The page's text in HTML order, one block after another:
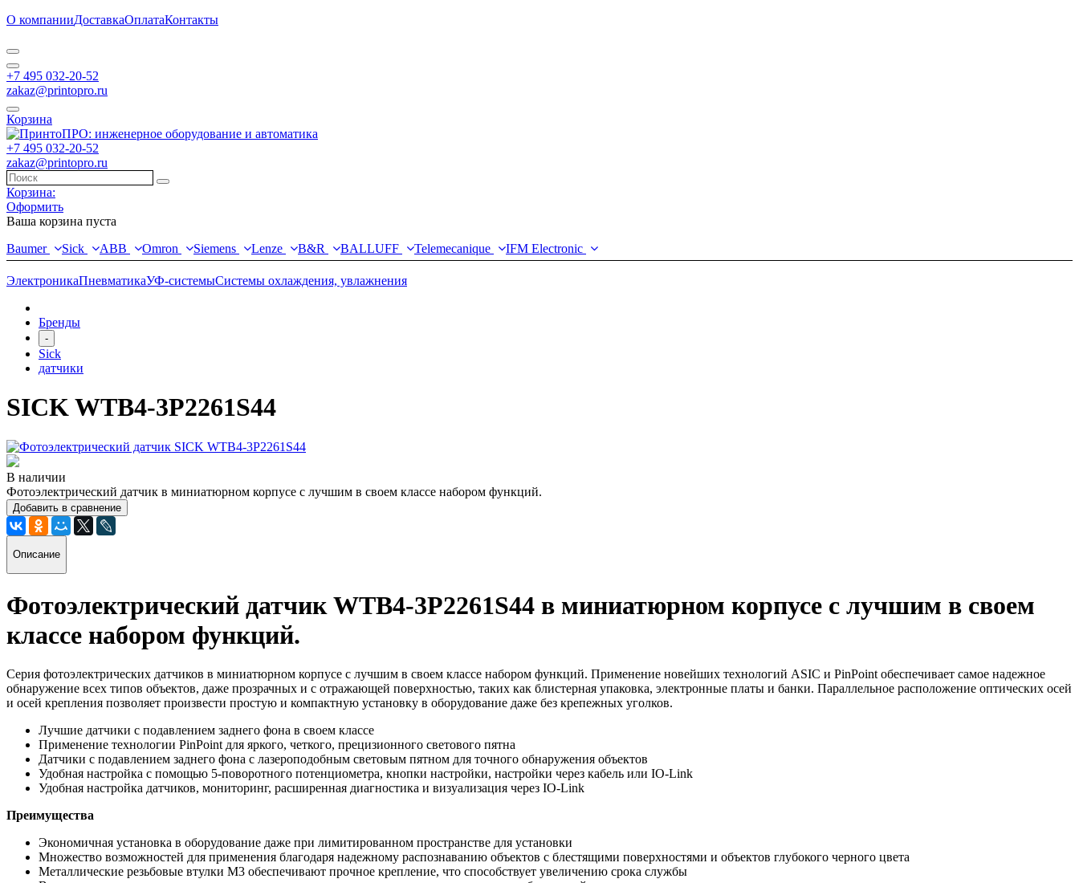
О компанииДоставкаОплатаКонтакты
+7 495 032-20-52
zakaz@printopro.ru
Корзина
+7 495 032-20-52
zakaz@printopro.ru
Корзина:
Оформить
Ваша корзина пуста
Baumer
Sick ABB Omron Siemens Lenze B&R BALLUFF Telemecanique IFM Electronic
ЭлектроникаПневматикаУФ-системыСистемы охлаждения, увлажнения
Бренды
-
Sick
датчики
SICK WTB4-3P2261S44
В наличии
Фотоэлектрический датчик в миниатюрном корпусе с лучшим в своем классе набором функций.
Добавить в сравнение
Описание
Фотоэлектрический датчик WTB4-3P2261S44 в миниатюрном корпусе с лучшим в своем
классе набором функций.
Серия фотоэлектрических датчиков в миниатюрном корпусе с лучшим в своем классе набором функций. Применение новейших технологий ASIC и PinPoint обеспечивает самое надежное
обнаружение всех типов объектов, даже прозрачных и с отражающей поверхностью, таких как блистерная упаковка, электронные платы и банки. Параллельное расположение оптических осей
и осей крепления позволяет произвести простую и компактную установку в оборудование даже без крепежных уголков.
Лучшие датчики с подавлением заднего фона в своем классе
Применение технологии PinPoint для яркого, четкого, прецизионного светового пятна
Датчики с подавлением заднего фона c лазероподобным световым пятном для точного обнаружения объектов
Удобная настройка с помощью 5-поворотного потенциометра, кнопки настройки, настройки через кабель или IO-Link
Удобная настройка датчиков, мониторинг, расширенная диагностика и визуализация через IO-Link
Преимущества
Экономичная установка в оборудование даже при лимитированном пространстве для установки
Множество возможностей для применения благодаря надежному распознаванию объектов с блестящими поверхностями и объектов глубокого черного цвета
Металлические резьбовые втулки M3 обеспечивают прочное крепление, что способствует увеличению срока службы